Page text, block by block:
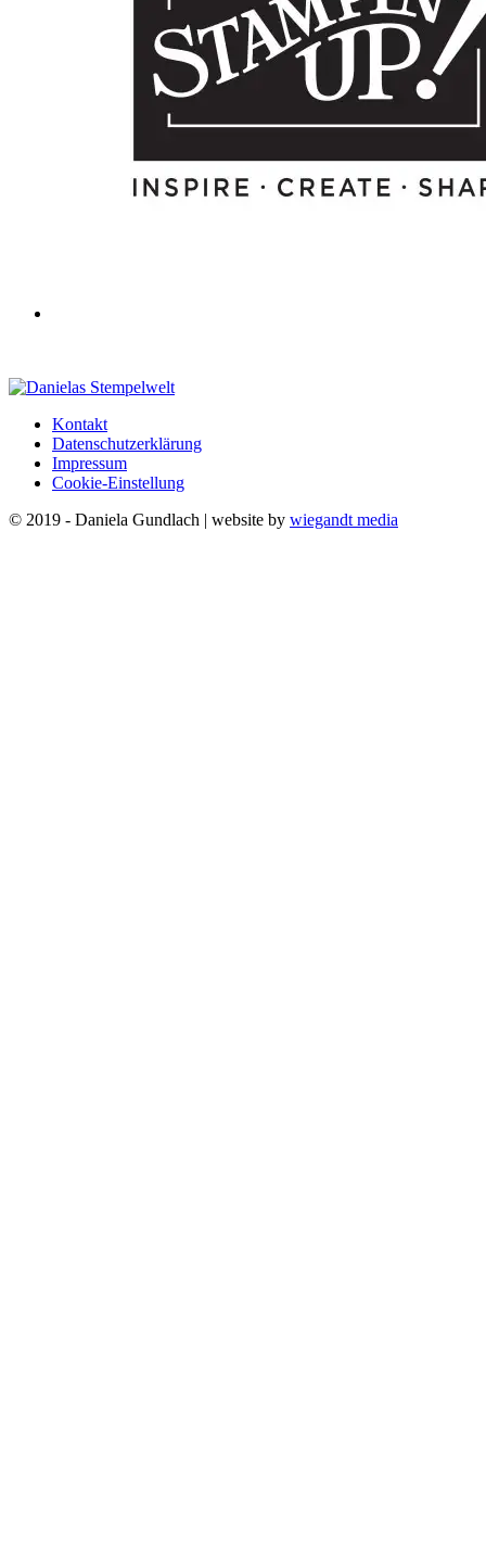
Kontakt
Datenschutzerklärung
Impressum
Cookie-Einstellung
© 2019 - Daniela Gundlach | website by wiegandt media